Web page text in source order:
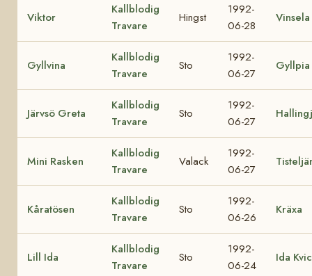
Viktor
Kallblodig
Travare
Hingst
1992-
06-28
Vinsela
Gyllvina
Kallblodig
Travare
Sto
1992-
06-27
Gyllpia
Järvsö Greta
Kallblodig
Travare
Sto
1992-
06-27
Mini Rasken
Kallblodig
Travare
Valack
1992-
06-27
Kåratösen
Kallblodig
Travare
Sto
1992-
06-26
Kräxa
Lill Ida
Kallblodig
Travare
Sto
1992-
06-24
Ida